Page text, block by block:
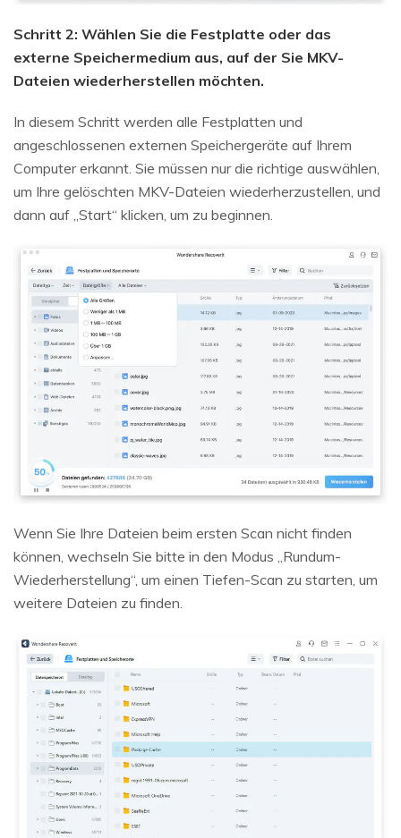
Schritt 2: Wählen Sie die Festplatte oder das
externe Speichermedium aus, auf der Sie MKV-
Dateien wiederherstellen möchten.
In diesem Schritt werden alle Festplatten und
angeschlossenen externen Speichergeräte auf Ihrem
Computer erkannt. Sie müssen nur die richtige auswählen,
um Ihre gelöschten MKV-Dateien wiederherzustellen, und
dann auf „Start“ klicken, um zu beginnen.
Wenn Sie Ihre Dateien beim ersten Scan nicht finden
können, wechseln Sie bitte in den Modus „Rundum-
Wiederherstellung“, um einen Tiefen-Scan zu starten, um
weitere Dateien zu finden.